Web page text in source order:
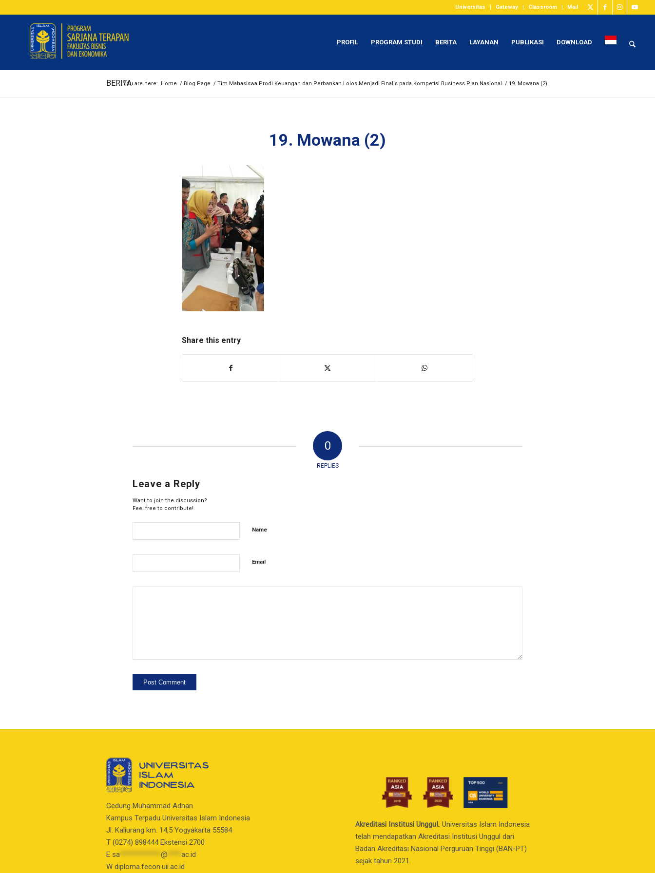
Universitas Gateway Classroom Mail
PROFIL PROGRAM STUDI BERITA LAYANAN PUBLIKASI DOWNLOAD
BERITAYou are here: Home / Blog Page / Tim Mahasiswa Prodi Keuangan dan Perbankan Lolos Menjadi Finalis pada Kompetisi Business Plan Nasional / 19. Mowana (2)
19. Mowana (2)
Share this entry
0
REPLIES
Leave a Reply
Want to join the discussion?
Feel free to contribute!
Name
Email
Gedung Muhammad Adnan
Kampus Terpadu Universitas Islam Indonesia
Jl. Kaliurang km. 14,5 Yogyakarta 55584
T (0274) 898444 Ekstensi 2700
E sa @
ac.id
W diploma.fecon.uii.ac.id
Akreditasi Institusi Unggul. Universitas Islam Indonesia
telah mendapatkan Akreditasi Institusi Unggul dari
Badan Akreditasi Nasional Perguruan Tinggi (BAN-PT)
sejak tahun 2021.